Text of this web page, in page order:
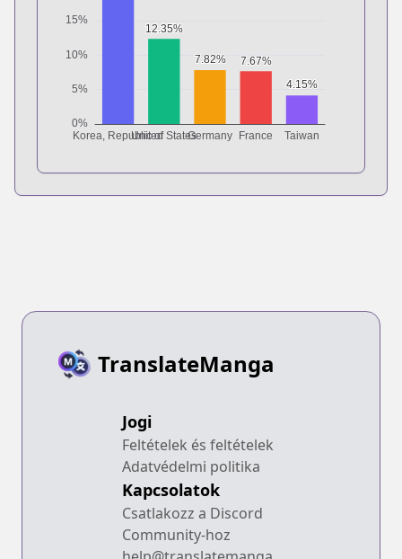
TranslateManga
Jogi
Feltételek és feltételek
Adatvédelmi politika
Kapcsolatok
Csatlakozz a Discord
Community-hoz